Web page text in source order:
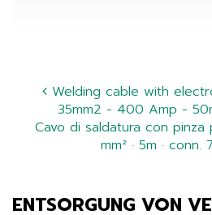
Welding cable with
35mm2 - 400 Amp -
Cavo di saldatura con
mm² · 5m · conn.
ENTSORGUNG VON